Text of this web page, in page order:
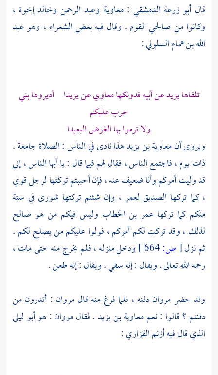
قالأبو زرعة الدمشقي :معاوية وعبد الرحمن وخالدإخوة ،
وكانوا من صالحي القوم . وقال فيه بعض الشعراء ، وهوعبد
الله بن همام السلولي:
تلقاها يزيد عن أبيه فدونكها معاوي عن يزيدا أديروها بني
حرب عليكم
ولا ترموا بها الغرض البعيدا
ويروى أنمعاوية بن يزيدهذا نادى في الناس : الصلاة جامعة .
ذات يوم ، فاجتمع الناس ، فقال لهم فيما قال : يا أيها الناس ، إني
قد وليت أمركم وأنا ضعيف عنه ، فإن أحببتم تركتها لرجل قوي
، كما تركها الصديق لعمر ، وإن شئتم تركتها شورى في ستة
منكم كما تركها عمر بن الخطاب وليس فيكم من هو صالح
لذلك ، وقد تركت لكم أمركم ، فولوا عليكم من يصلح لكم .
ثم نزل[ص:
ودخل منزله ، فلم يخرج منه حتى مات ،
رحمه الله تعالى . ويقال : إنه سقي . ويقال : إنه طعن .
وقد حضرمرواندفنه ، فلما فرغ منه قالمروان : أتدرون من
دفنتم ؟ قالوا : نعممعاوية بن يزيد. فقالمروان : هوأبو ليلى
الذي قال فيهأزنم الفزاري: